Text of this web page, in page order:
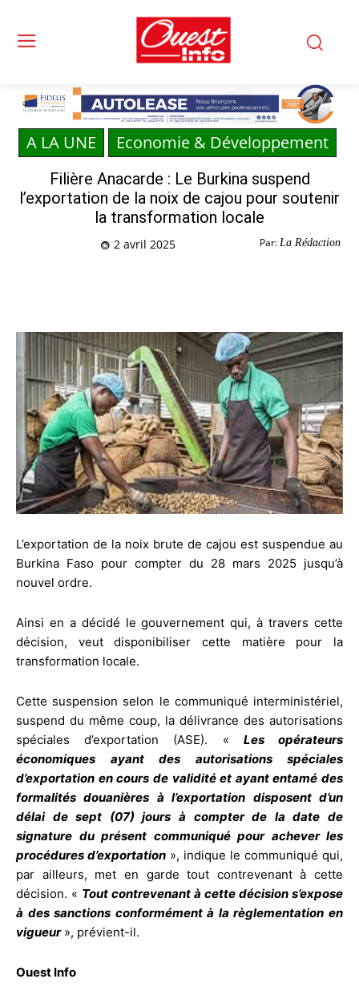
A LA UNE Economie & Développement
Filière Anacarde : Le Burkina suspend
l’exportation de la noix de cajou pour soutenir
la transformation locale
Par: La Rédaction
2 avril 2025
L’exportation de la noix brute de cajou est suspendue au
Burkina Faso pour compter du 28 mars 2025 jusqu’à
nouvel ordre.
Ainsi en a décidé le gouvernement qui, à travers cette
décision, veut disponibiliser cette matière pour la
transformation locale.
Cette suspension selon le communiqué interministériel,
suspend du même coup, la délivrance des autorisations
spéciales d’exportation (ASE). « Les opérateurs
économiques ayant des autorisations spéciales
d’exportation en cours de validité et ayant entamé des
formalités douanières à l’exportation disposent d’un
délai de sept (07) jours à compter de la date de
signature du présent communiqué pour achever les
procédures d’exportation », indique le communiqué qui,
par ailleurs, met en garde tout contrevenant à cette
décision. « Tout contrevenant à cette décision s’expose
à des sanctions conformément à la règlementation en
vigueur», prévient-il.
Ouest Info